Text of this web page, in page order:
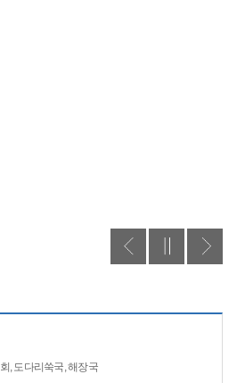
회, 도다리쑥국, 해장국